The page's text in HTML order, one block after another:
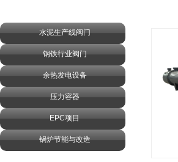
水泥生产线阀门
钢铁行业阀门
余热发电设备
压力容器
EPC项目
锅炉节能与改造